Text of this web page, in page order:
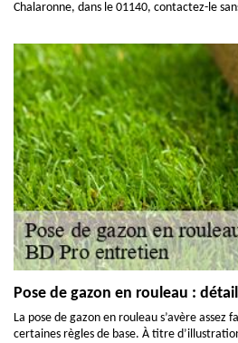
Chalaronne, dans le 01140, contactez-le
Pose de gazon en rouleau :
La pose de gazon en rouleau s’avère assez
certaines règles de base. À titre